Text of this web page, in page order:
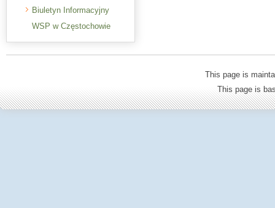
Biuletyn Informacyjny
WSP w Częstochowie
This page is
This page is